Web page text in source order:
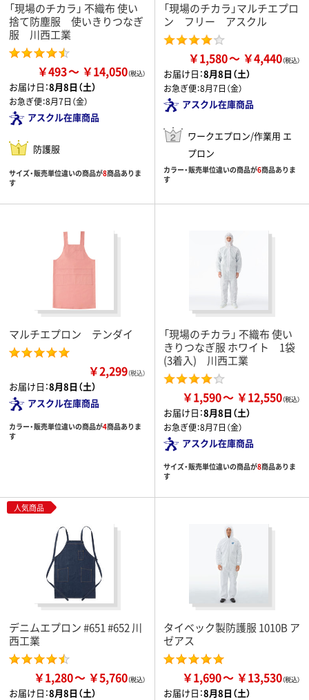
「現場のチカラ」 不織布 使い
捨て防塵服 使いきりつなぎ
服 川西工業
￥493 ￥14,050
お届け日：8月8日（土）
お急ぎ便：8月7日（金）
アスクル在庫商品
防護服
サイズ・販売単位違いの商品が8商品ありま
す
「現場のチカラ」マルチエプロ
ン フリー アスクル
￥1,580 ￥4,440
お届け日：8月8日（土）
お急ぎ便：8月7日（金）
アスクル在庫商品
ワークエプロン/作業用 エ
プロン
カラー・販売単位違いの商品が6商品ありま
す
マルチエプロン テンダイ
￥2,299（税込）
お届け日：8月8日（土）
アスクル在庫商品
カラー・販売単位違いの商品が4商品ありま
す
「現場のチカラ」 不織布 使い
きりつなぎ服 ホワイト 1袋
(3着入) 川西工業
￥1,590 ￥12,550
お届け日：8月8日（土）
お急ぎ便：8月7日（金）
アスクル在庫商品
サイズ・販売単位違いの商品が8商品ありま
す
人気商品
デニムエプロン #651 #652 川
西工業
￥1,280 ￥5,760
お届け日：8月8日（土）
タイベック製防護服 1010B ア
ゼアス
￥1,690 ￥13,530
お届け日：8月8日（土）